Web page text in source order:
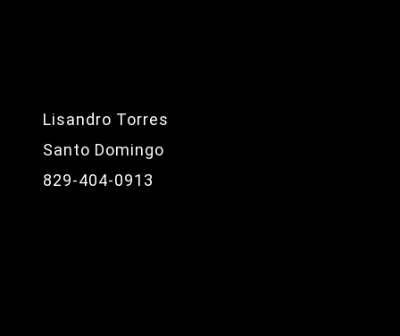
Lisandro Torres
Santo Domingo
829-404-0913